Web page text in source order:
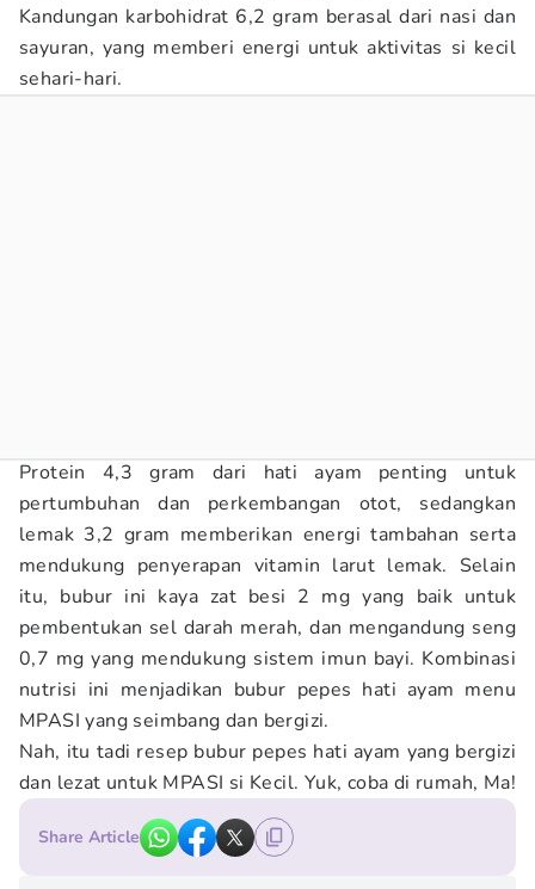
Kandungan karbohidrat 6,2 gram berasal dari nasi dan
sayuran, yang memberi energi untuk aktivitas si kecil
sehari-hari.
Protein 4,3 gram dari hati ayam penting untuk
pertumbuhan dan perkembangan otot, sedangkan
lemak 3,2 gram memberikan energi tambahan serta
mendukung penyerapan vitamin larut lemak. Selain
itu, bubur ini kaya zat besi 2 mg yang baik untuk
pembentukan sel darah merah, dan mengandung seng
0,7 mg yang mendukung sistem imun bayi. Kombinasi
nutrisi ini menjadikan bubur pepes hati ayam menu
MPASI yang seimbang dan bergizi.
Nah, itu tadi resep bubur pepes hati ayam yang bergizi
dan lezat untuk MPASI si Kecil. Yuk, coba di rumah, Ma!
Share Article